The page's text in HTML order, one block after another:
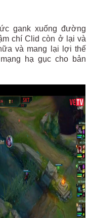
gank xuống đường
chí Clid còn ở lại và
và mang lại lợi thế
hạ gục cho bản